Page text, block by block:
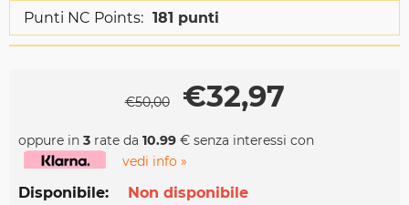
Punti NC Points: 181 punti
€50,00 €32,97
oppure in 3 rate da 10.99 € senza interessi con
vedi info »
Disponibile: Non disponibile